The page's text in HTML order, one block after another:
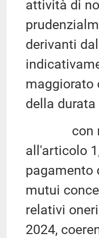
attività di
derivanti
maggiorato
della
con
all'articolo
pagamento
mutui
relativi
2024,